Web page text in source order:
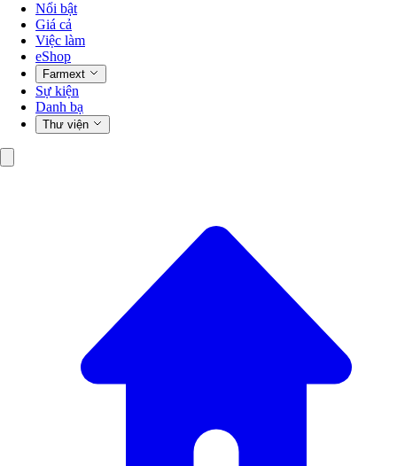
Nổi bật
Giá cả
Việc làm
eShop
Farmext
Sự kiện
Danh bạ
Thư viện